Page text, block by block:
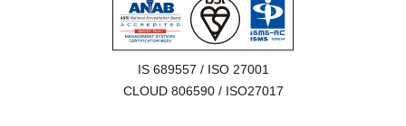
IS 689557 / ISO 27001
CLOUD 806590 / ISO27017